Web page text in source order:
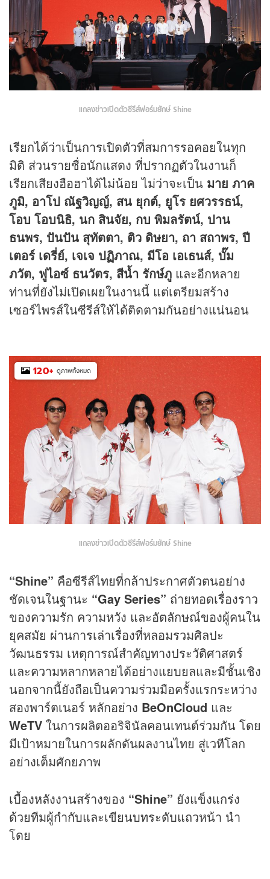
แถลงข่าวเปิดตัวซีรีส์ฟอร์มยักษ์ Shine
เรียกได้ว่าเป็นการเปิดตัวที่สมการรอคอยในทุก
มิติ ส่วนรายชื่อนักแสดง ที่ปรากฏตัวในงานก็
เรียกเสียงฮือฮาได้ไม่น้อย ไม่ว่าจะเป็น มาย ภาค
ภูมิ, อาโป ณัฐวิญญ์, สน ยุกต์, ยูโร ยศวรรธน์,
โอบ โอบนิธิ, นก สินจัย, กบ พิมลรัตน์, ปาน
ธนพร, ปันปัน สุทัตตา, ติว ดิษยา, ถา สถาพร, ปี
เตอร์ เดรี่ย์, เจเจ ปฏิภาณ, มีโอ เอเธนส์, บั๊ม
ภวัต, ฟูไอซ์ ธนวัตร, สีน้ำ รักษ์ภู และอีกหลาย
ท่านที่ยังไม่เปิดเผยในงานนี้ แต่เตรียมสร้าง
เซอร์ไพรส์ในซีรีส์ให้ได้ติดตามกันอย่างแน่นอน
120+ ดูภาพทั้งหมด
แถลงข่าวเปิดตัวซีรีส์ฟอร์มยักษ์ Shine
“Shine” คือซีรีส์ไทยที่กล้าประกาศตัวตนอย่าง
ชัดเจนในฐานะ “Gay Series” ถ่ายทอดเรื่องราว
ของความรัก ความหวัง และอัตลักษณ์ของผู้คนใน
ยุคสมัย ผ่านการเล่าเรื่องที่หลอมรวมศิลปะ
วัฒนธรรม เหตุการณ์สำคัญทางประวัติศาสตร์
และความหลากหลายได้อย่างแยบยลและมีชั้นเชิง
นอกจากนี้ยังถือเป็นความร่วมมือครั้งแรกระหว่าง
สองพาร์ตเนอร์ หลักอย่าง BeOnCloud และ
WeTV ในการผลิตออริจินัลคอนเทนต์ร่วมกัน โดย
มีเป้าหมายในการผลักดันผลงานไทย สู่เวทีโลก
อย่างเต็มศักยภาพ
เบื้องหลังงานสร้างของ “Shine” ยังแข็งแกร่ง
ด้วยทีมผู้กำกับและเขียนบทระดับแถวหน้า นำ
โดย